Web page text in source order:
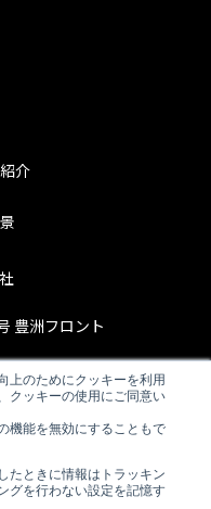
上のためにクッキーを利用
クッキーの使用にご同意い
機能を無効にすることもで
たときに情報はトラッキン
グを行わない設定を記憶す
介
豊洲フロント